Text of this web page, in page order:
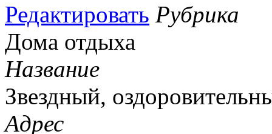
Редактировать Рубрика
Дома отдыха
Название
Звездный,
Адрес